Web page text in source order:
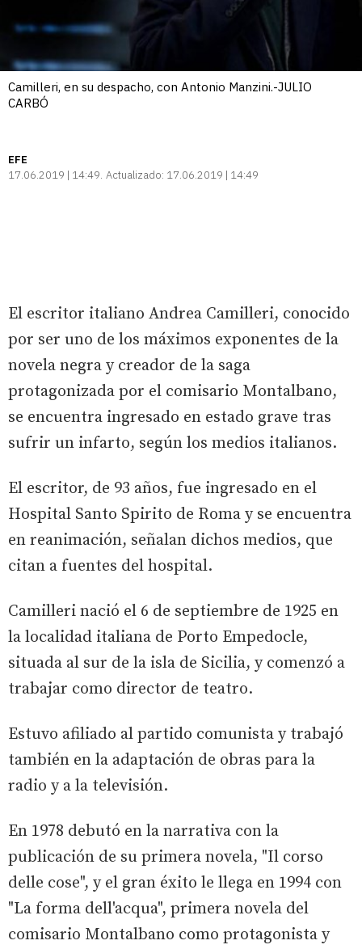
Camilleri, en su despacho, con Antonio Manzini.-JULIO
CARBÓ
EFE
17.06.2019 | 14:49 Actualizado: 17.06.2019 | 14:49
El escritor italiano Andrea Camilleri, conocido
por ser uno de los máximos exponentes de la
novela negra y creador de la saga
protagonizada por el comisario Montalbano,
se encuentra ingresado en estado grave tras
sufrir un infarto, según los medios italianos.
El escritor, de 93 años, fue ingresado en el
Hospital Santo Spirito de Roma y se encuentra
en reanimación, señalan dichos medios, que
citan a fuentes del hospital.
Camilleri nació el 6 de septiembre de 1925 en
la localidad italiana de Porto Empedocle,
situada al sur de la isla de Sicilia, y comenzó a
trabajar como director de teatro.
Estuvo afiliado al partido comunista y trabajó
también en la adaptación de obras para la
radio y a la televisión.
En 1978 debutó en la narrativa con la
publicación de su primera novela, "Il corso
delle cose", y el gran éxito le llega en 1994 con
"La forma dell'acqua", primera novela del
comisario Montalbano como protagonista y